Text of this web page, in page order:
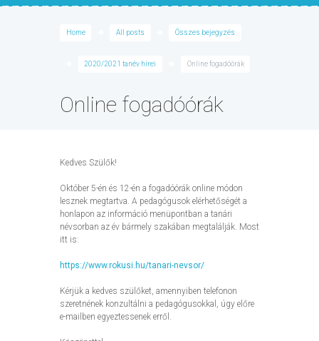
Home All posts Összes bejegyzés
2020/2021 tanév hírei Online fogadóórák
Online fogadóórák
Kedves Szülők!
Október 5-én és 12-én a fogadóórák online módon
lesznek megtartva. A pedagógusok elérhetőségét a
honlapon az információ menüpontban a tanári
névsorban az év bármely szakában megtalálják. Most
itt is:
https://www.rokusi.hu/tanari-nevsor/
Kérjük a kedves szülőket, amennyiben telefonon
szeretnének konzultálni a pedagógusokkal, úgy előre
e-mailben egyeztessenek erről.